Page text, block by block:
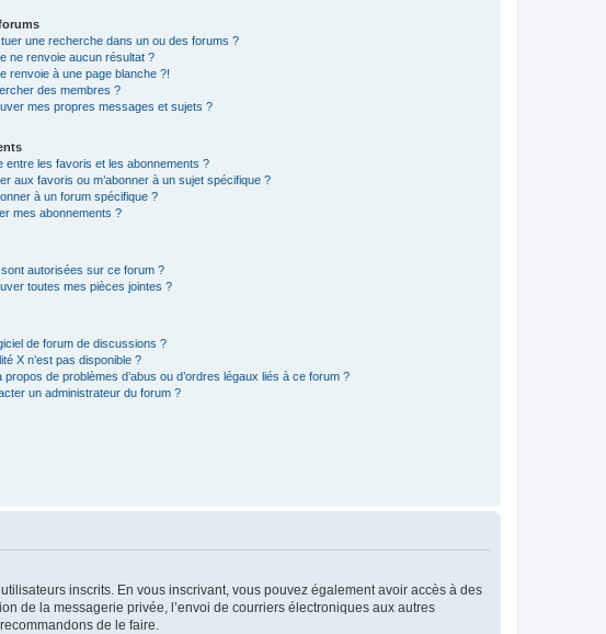
une recherche dans un ou des forums ?
ne renvoie aucun résultat ?
renvoie à une page blanche ?!
des membres ?
mes propres messages et sujets ?
entre les favoris et les abonnements ?
aux favoris ou m’abonner à un sujet spécifique ?
à un forum spécifique ?
mes abonnements ?
autorisées sur ce forum ?
toutes mes pièces jointes ?
de forum de discussions ?
X n’est pas disponible ?
de problèmes d’abus ou d’ordres légaux liés à ce forum ?
un administrateur du forum ?
inscrits. En vous inscrivant, vous pouvez également avoir accès à des
de la messagerie privée, l’envoi de courriers électroniques aux autres
de le faire.